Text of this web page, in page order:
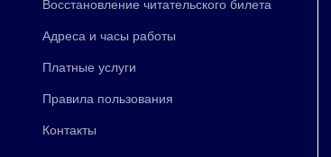
Адреса и часы работы
Платные услуги
Правила пользования
Контакты